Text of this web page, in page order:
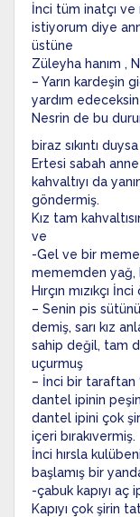
İnci tüm inatçı ve
istiyorum diye
üstüne
Züleyha hanım ,
– Yarın kardeşin
yardım
Nesrin de bu
biraz sıkıntı
Ertesi sabah
kahvaltıyı da
göndermiş.
Kız tam
ve
-Gel ve bir
mememden
Hırçın mızıkçı
– Senin pis
demiş, sarı kız
sahip değil, tam
uçurmuş
– İnci bir taraftan
dantel ipinin
dantel ipini çok
içeri bırakıvermiş.
İnci hırsla
başlamış bir
-çabuk kapıyı aç
Kapıyı çok şirin